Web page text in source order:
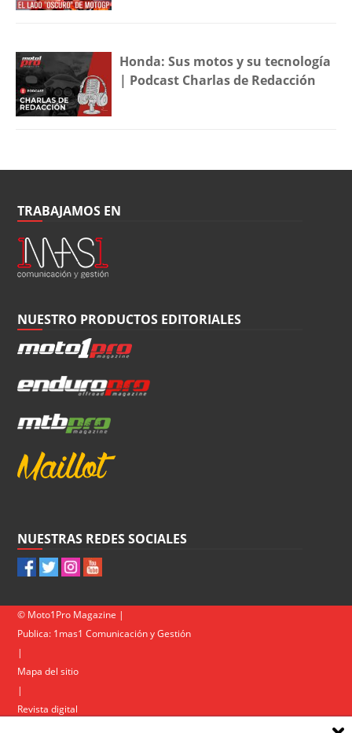
Honda: Sus motos y su tecnología
| Podcast Charlas de Redacción
TRABAJAMOS EN
NUESTRO PRODUCTOS EDITORIALES
NUESTRAS REDES SOCIALES
© Moto1Pro Magazine |
Publica: 1mas1 Comunicación y Gestión
|
Mapa del sitio
|
Revista digital